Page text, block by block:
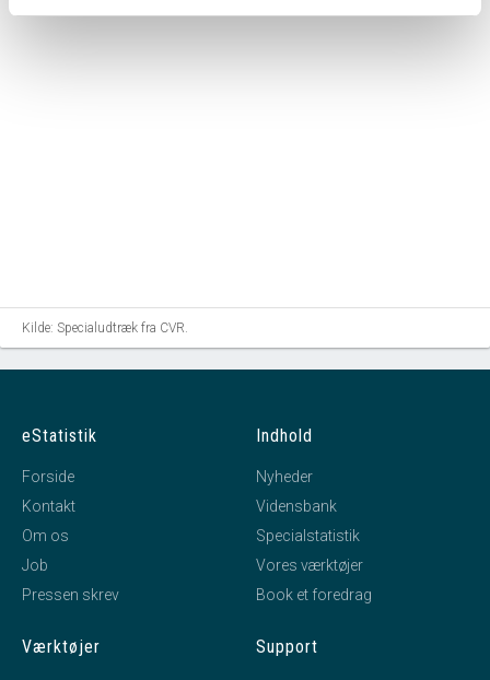
Kilde: Specialudtræk fra CVR.
eStatistik
Forside
Kontakt
Om os
Job
Pressen skrev
Indhold
Nyheder
Vidensbank
Specialstatistik
Vores værktøjer
Book et foredrag
Værktøjer Support